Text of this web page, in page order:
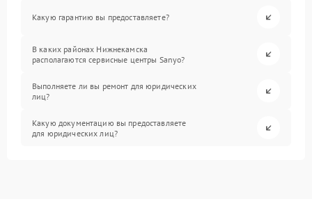
Какую гарантию вы предоставляете?
В каких районах Нижнекамска
располагаются сервисные центры Sanyo?
Выполняете ли вы ремонт для юридических
лиц?
Какую документацию вы предоставляете
для юридических лиц?